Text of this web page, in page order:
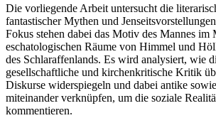
Die vorliegende Arbeit untersucht die
fantastischer Mythen und
Fokus stehen dabei das Motiv des Mannes im
eschatologischen Räume von Himmel und
des Schlaraffenlands. Es wird analysiert, wie
gesellschaftliche und kirchenkritische Kritik
Diskurse widerspiegeln und dabei antike
miteinander verknüpfen, um die soziale
kommentieren.